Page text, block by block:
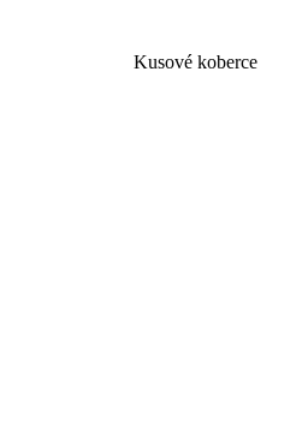
Kusové koberce